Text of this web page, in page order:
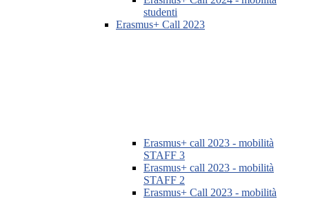
studenti
Erasmus+ Call 2023
Erasmus+ call 2023 - mobilità
STAFF 3
Erasmus+ call 2023 - mobilità
STAFF 2
Erasmus+ Call 2023 - mobilità